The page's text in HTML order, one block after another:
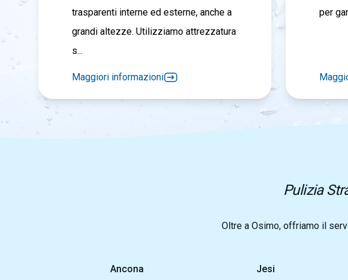
trasparenti interne ed esterne, anche a
grandi altezze. Utilizziamo attrezzatura
s...
Maggiori informazioni
per
Pulizia
Oltre a Osimo, offriamo il
Ancona Jesi